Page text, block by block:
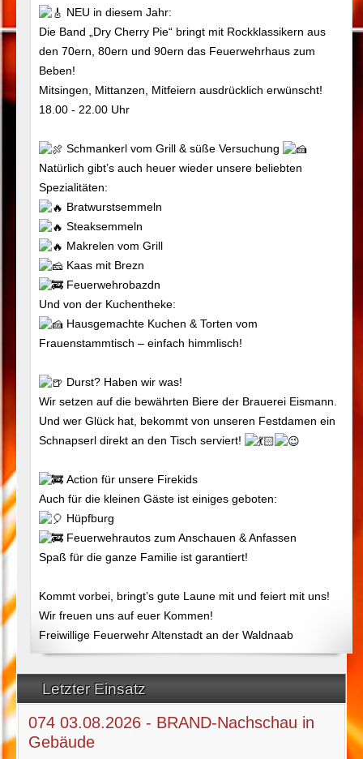
Letzter Einsatz
074 03.08.2026 - BRAND-Nachschau in
Gebäude
NEU in diesem Jahr:
Die Band „Dry Cherry Pie“ bringt mit Rockklassikern aus
den 70ern, 80ern und 90ern das Feuerwehrhaus zum
Beben!
Mitsingen, Mittanzen, Mitfeiern ausdrücklich erwünscht!
18.00 - 22.00 Uhr
Schmankerl vom Grill & süße Versuchung
Natürlich gibt’s auch heuer wieder unsere beliebten
Spezialitäten:
Bratwurstsemmeln
Steaksemmeln
Makrelen vom Grill
Kaas mit Brezn
Feuerwehrobazdn
Und von der Kuchentheke:
Hausgemachte Kuchen & Torten vom
Frauenstammtisch – einfach himmlisch!
Durst? Haben wir was!
Wir setzen auf die bewährten Biere der Brauerei Eismann.
Und wer Glück hat, bekommt von unseren Festdamen ein
Schnapserl direkt an den Tisch serviert!
Action für unsere Firekids
Auch für die kleinen Gäste ist einiges geboten:
Hüpfburg
Feuerwehrautos zum Anschauen & Anfassen
Spaß für die ganze Familie ist garantiert!
Kommt vorbei, bringt’s gute Laune mit und feiert mit uns!
Wir freuen uns auf euer Kommen!
Freiwillige Feuerwehr Altenstadt an der Waldnaab